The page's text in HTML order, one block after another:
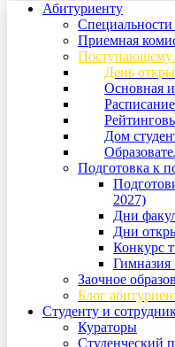
Абитуриенту
Специальности
Приемная
Поступающему
День
Основная
Дом
Подготовка к
2027)
Дни
Дни
Конкурс
Гимназия
Заочное
Блог
Студенту и
Кураторы
Студенческий